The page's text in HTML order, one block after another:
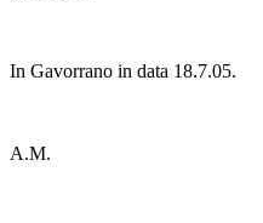
In Gavorrano in data 18.7.05.
A.M.